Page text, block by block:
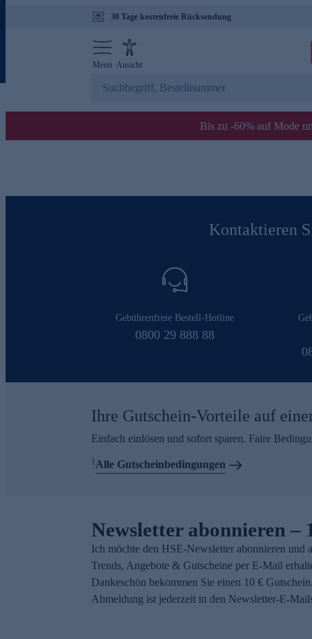
30 Tage kostenfreie Rücksendung
Menü Ansicht
Bis zu -60% auf Mode
Kontaktieren
Gebührenfreie Bestell-Hotline
0800 29 888 88
Ihre Gutschein-Vorteile auf
Einfach einlösen und sofort sparen. Faire
1Alle Gutscheinbedingungen
Newsletter abonnieren –
Ich möchte den HSE-Newsletter abonnieren und
Trends, Angebote & Gutscheine per E-Mail
Dankeschön bekommen Sie einen 10 €
Abmeldung ist jederzeit in den Newsletter-E-